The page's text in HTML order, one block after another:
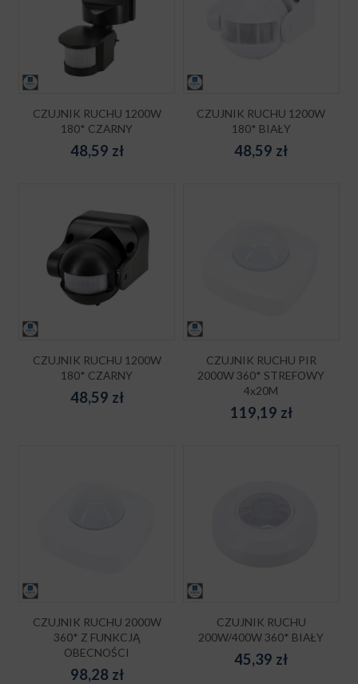
CZUJNIK RUCHU 1200W
180* CZARNY
48,59 zł
CZUJNIK RUCHU 1200W
180* BIAŁY
48,59 zł
CZUJNIK RUCHU 1200W
180* CZARNY
48,59 zł
CZUJNIK RUCHU PIR
2000W 360* STREFOWY
4x20M
119,19 zł
CZUJNIK RUCHU 2000W
360* Z FUNKCJĄ
OBECNOŚCI
98,28 zł
CZUJNIK RUCHU
200W/400W 360* BIAŁY
45,39 zł